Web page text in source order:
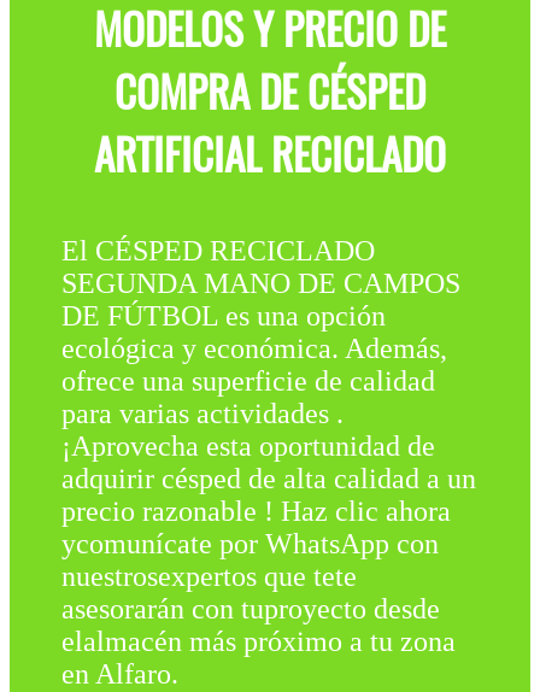
MODELOS Y PRECIO DE
COMPRA DE CÉSPED
ARTIFICIAL RECICLADO
El CÉSPED RECICLADO
SEGUNDA MANO DE CAMPOS
DE FÚTBOL es una opción
ecológica y económica. Además,
ofrece una superficie de calidad
para varias actividades .
¡Aprovecha esta oportunidad de
adquirir césped de alta calidad a un
precio razonable ! Haz clic ahora
ycomunícate por WhatsApp con
nuestrosexpertos que tete
asesorarán con tuproyecto desde
elalmacén más próximo a tu zona
en Alfaro.